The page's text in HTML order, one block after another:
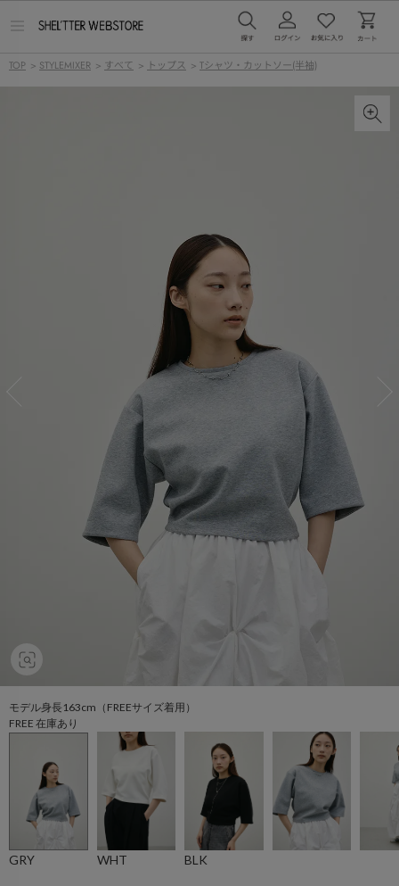
ー
を
TOP > STYLEMIXER > すべて > トップス > Tシャツ・カットソー(半袖)
モデル身長163cm（FREEサイズ着用）
FREE 在庫あり
GRY WHT BLK